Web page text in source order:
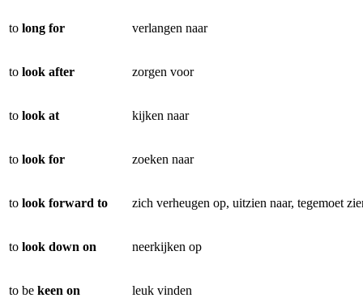
to long for verlangen naar
to look after zorgen voor
to look at kijken naar
to look for zoeken naar
to look forward to zich verheugen op, uitzien naar, tegemoet
to look down on neerkijken op
to be keen on leuk vinden